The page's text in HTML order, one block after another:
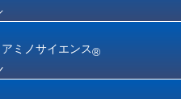
アミノサイエンス®